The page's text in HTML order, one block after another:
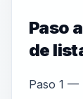
Paso
de
Paso 1 —